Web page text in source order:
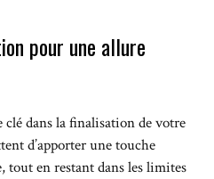
pour une allure
clé dans la finalisation de votre
d’apporter une touche
tout en restant dans les limites